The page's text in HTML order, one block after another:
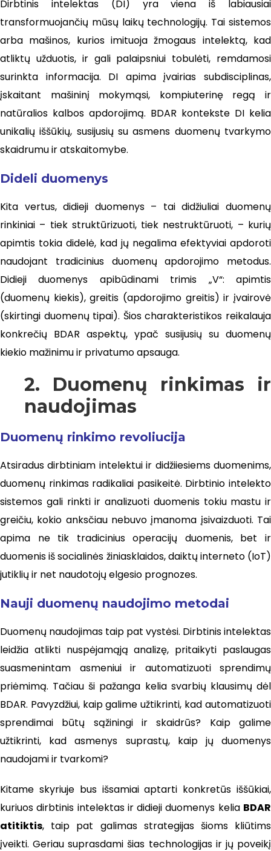
Dirbtinis intelektas (DI) yra viena iš labiausiai
transformuojančių mūsų laikų technologijų. Tai sistemos
arba mašinos, kurios imituoja žmogaus intelektą, kad
atliktų užduotis, ir gali palaipsniui tobulėti, remdamosi
surinkta informacija. DI apima įvairias subdisciplinas,
įskaitant mašininį mokymąsi, kompiuterinę regą ir
natūralios kalbos apdorojimą. BDAR kontekste DI kelia
unikalių iššūkių, susijusių su asmens duomenų tvarkymo
skaidrumu ir atskaitomybe.
Dideli duomenys
Kita vertus, didieji duomenys – tai didžiuliai duomenų
rinkiniai – tiek struktūrizuoti, tiek nestruktūruoti, – kurių
apimtis tokia didelė, kad jų negalima efektyviai apdoroti
naudojant tradicinius duomenų apdorojimo metodus.
Didieji duomenys apibūdinami trimis „V“: apimtis
(duomenų kiekis), greitis (apdorojimo greitis) ir įvairovė
(skirtingi duomenų tipai). Šios charakteristikos reikalauja
konkrečių BDAR aspektų, ypač susijusių su duomenų
kiekio mažinimu ir privatumo apsauga.
2. Duomenų rinkimas ir
naudojimas
Duomenų rinkimo revoliucija
Atsiradus dirbtiniam intelektui ir didžiiesiems duomenims,
duomenų rinkimas radikaliai pasikeitė. Dirbtinio intelekto
sistemos gali rinkti ir analizuoti duomenis tokiu mastu ir
greičiu, kokio anksčiau nebuvo įmanoma įsivaizduoti. Tai
apima ne tik tradicinius operacijų duomenis, bet ir
duomenis iš socialinės žiniasklaidos, daiktų interneto (IoT)
jutiklių ir net naudotojų elgesio prognozes.
Nauji duomenų naudojimo metodai
Duomenų naudojimas taip pat vystėsi. Dirbtinis intelektas
leidžia atlikti nuspėjamąją analizę, pritaikyti paslaugas
suasmenintam asmeniui ir automatizuoti sprendimų
priėmimą. Tačiau ši pažanga kelia svarbių klausimų dėl
BDAR. Pavyzdžiui, kaip galime užtikrinti, kad automatizuoti
sprendimai būtų sąžiningi ir skaidrūs? Kaip galime
užtikrinti, kad asmenys suprastų, kaip jų duomenys
naudojami ir tvarkomi?
Kitame skyriuje bus išsamiai aptarti konkretūs iššūkiai,
kuriuos dirbtinis intelektas ir didieji duomenys kelia BDAR
atitiktis, taip pat galimas strategijas šioms kliūtims
įveikti. Geriau suprasdami šias technologijas ir jų poveikį